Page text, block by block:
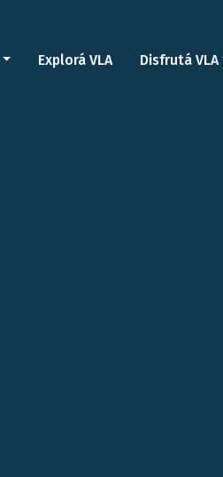
Explorá VLA Disfrutá VLA